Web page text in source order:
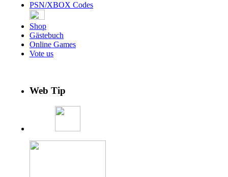
PSN/XBOX Codes
Shop
Gästebuch
Online Games
Vote us
Web Tip